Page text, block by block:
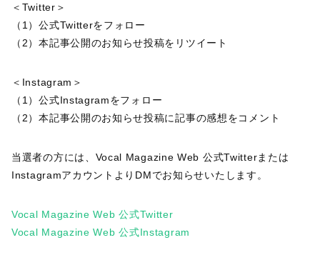
＜Twitter＞
（1）公式Twitterをフォロー
（2）本記事公開のお知らせ投稿をリツイート
＜Instagram＞
（1）公式Instagramをフォロー
（2）本記事公開のお知らせ投稿に記事の感想をコメント
当選者の方には、Vocal Magazine Web 公式Twitterまたは
InstagramアカウントよりDMでお知らせいたします。
Vocal Magazine Web 公式Twitter
Vocal Magazine Web 公式Instagram